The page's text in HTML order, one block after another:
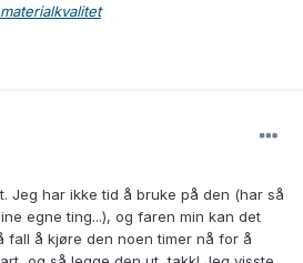
Jeg har ikke tid å bruke på den (har så
egne ting...), og faren min kan det
fall å kjøre den noen timer nå for å